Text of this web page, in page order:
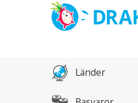
Hoppa
Länder